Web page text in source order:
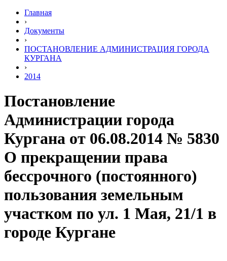
Главная
›
Документы
›
ПОСТАНОВЛЕНИЕ АДМИНИСТРАЦИЯ ГОРОДА
КУРГАНА
›
2014
Постановление
Администрации города
Кургана от 06.08.2014 № 5830
О прекращении права
бессрочного (постоянного)
пользования земельным
участком по ул. 1 Мая, 21/1 в
городе Кургане